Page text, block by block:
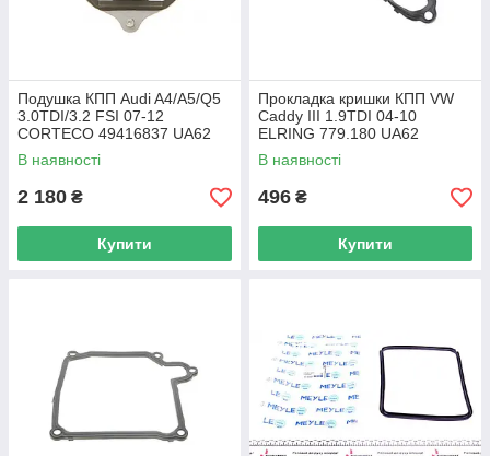
Подушка КПП Audi A4/A5/Q5
3.0TDI/3.2 FSI 07-12
CORTECO 49416837 UA62
В наявності
2 180 ₴
Купити
Прокладка кришки КПП VW
Caddy III 1.9TDI 04-10
ELRING 779.180 UA62
В наявності
496 ₴
Купити